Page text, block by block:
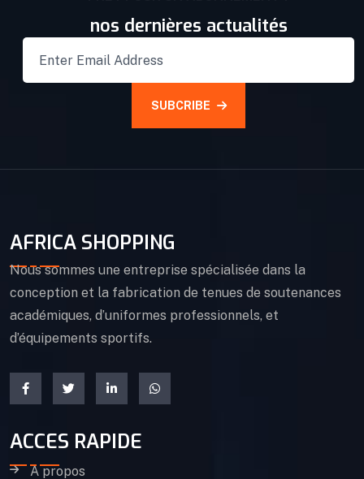
nos dernières actualités
SUBCRIBE
AFRICA SHOPPING
Nous sommes une entreprise spécialisée dans la
conception et la fabrication de tenues de soutenances
académiques, d’uniformes professionnels, et
d’équipements sportifs.
ACCES RAPIDE
A propos